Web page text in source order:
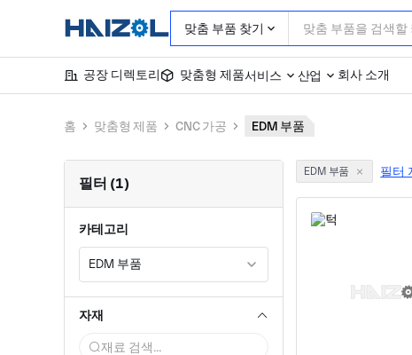
맞춤 부품 찾기
공장 디렉토리 맞춤형 제품서비스 산업 회사 소개
홈 맞춤형 제품 CNC 가공 EDM 부품
필터 (1)
카테고리
EDM 부품
자재
EDM 부품 필터